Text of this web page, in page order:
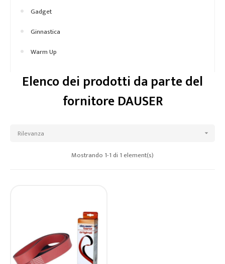
Gadget
Ginnastica
Warm Up
Elenco dei prodotti da parte del
fornitore DAUSER
Rilevanza 
Mostrando 1-1 di 1 element(s)